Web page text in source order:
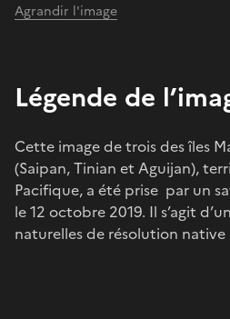
Agrandir l'image
Légende de
Cette image de trois des îles
(Saipan, Tinian et Aguijan),
Pacifique, a été prise par un
le 12 octobre 2019. Il s’agit
naturelles de résolution native